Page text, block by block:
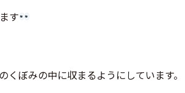
す
ぼみの中に収まるようにしています。